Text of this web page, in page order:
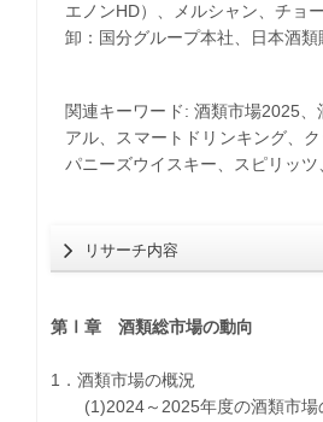
エノンHD）、メルシャン、チョ
卸：国分グループ本社、日本酒類
関連キーワード: 酒類市場2025
アル、スマートドリンキング、
パニーズウイスキー、スピリッツ
リサーチ内容
第Ⅰ章 酒類総市場の動向
1．酒類市場の概況
(1)2024～2025年度の酒類市場